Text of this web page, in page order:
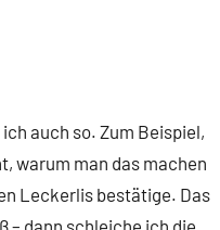
auch so. Zum Beispiel,
warum man das machen
Leckerlis bestätige. Das
– dann schleiche ich die